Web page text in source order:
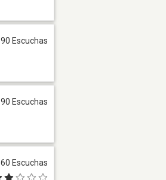
90 Escuchas
90 Escuchas
60 Escuchas